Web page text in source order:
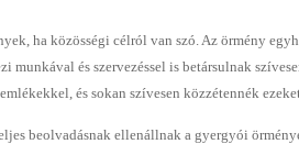
ha közösségi célról van szó. Az örmény
munkával és szervezéssel is betársulnak
és sokan szívesen közzétennék
beolvadásnak ellenállnak a gyergyói